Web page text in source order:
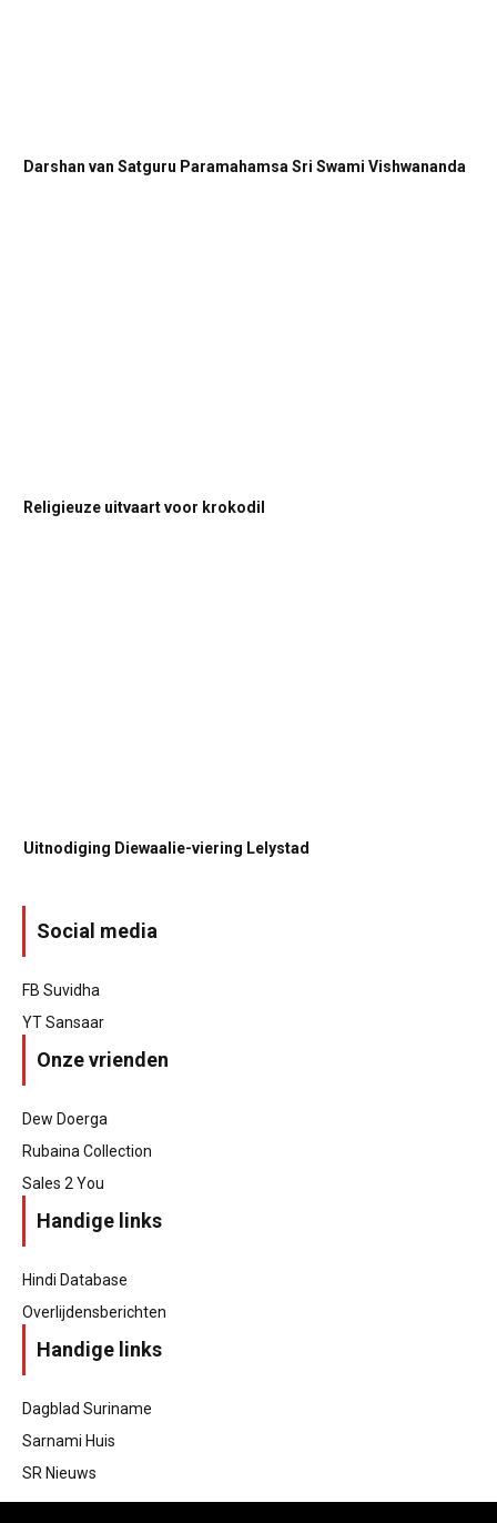
Darshan van Satguru Paramahamsa Sri Swami Vishwananda
Religieuze uitvaart voor krokodil
Uitnodiging Diewaalie-viering Lelystad
Social media
FB Suvidha
YT Sansaar
Onze vrienden
Dew Doerga
Rubaina Collection
Sales 2 You
Handige links
Hindi Database
Overlijdensberichten
Handige links
Dagblad Suriname
Sarnami Huis
SR Nieuws